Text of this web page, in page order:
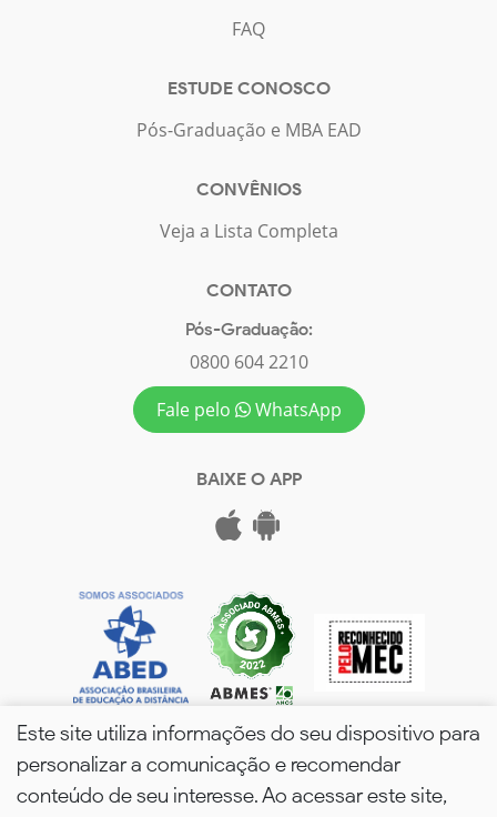
FAQ
ESTUDE CONOSCO
Pós-Graduação e MBA EAD
CONVÊNIOS
Veja a Lista Completa
CONTATO
Pós-Graduação:
0800 604 2210
Fale pelo
WhatsApp
BAIXE O APP
Este site utiliza informações do seu dispositivo para
personalizar a comunicação e recomendar
conteúdo de seu interesse. Ao acessar este site,